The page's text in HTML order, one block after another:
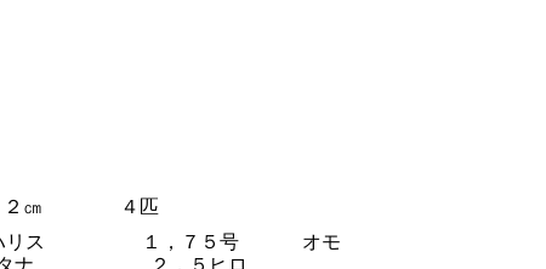
２㎝ ４匹
ハリス １，７５号 オモ
，５ヒロ